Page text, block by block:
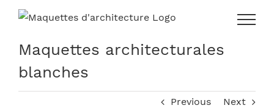
Skip
contentMaquettes architecturales
blanches
Previous Next